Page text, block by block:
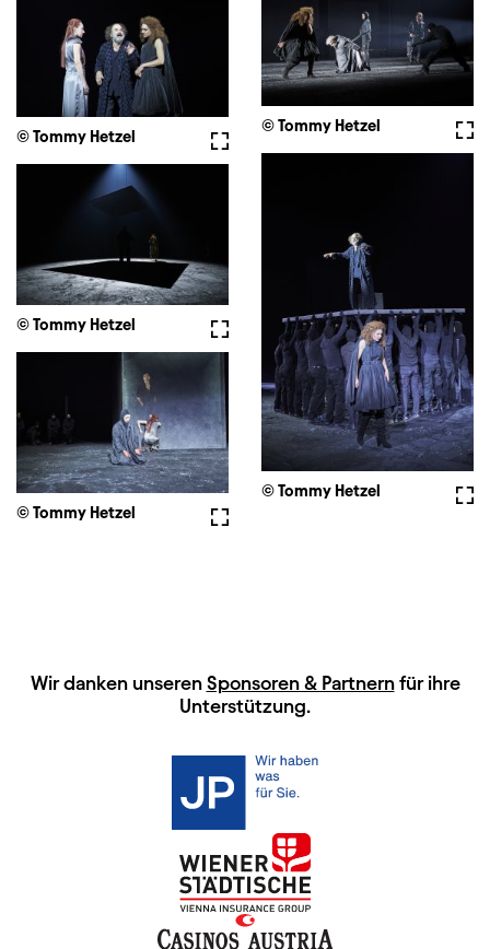
© Tommy Hetzel
Vollbild
© Tommy Hetzel
© Tommy Hetzel
Vollbild
© Tommy Hetzel
Vollbild
© Tommy Hetzel
HAUPTSPONSOREN
Wir danken unseren Sponsoren & Partnernfür ihre
Unterstützung.